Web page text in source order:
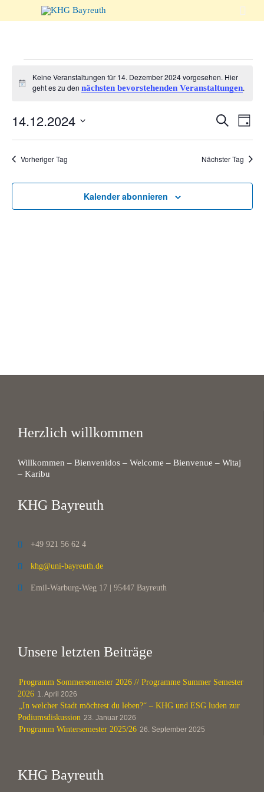

Veranstaltungen
für
14.
Dezember
2024
Hinweis
Keine Veranstaltungen für 14. Dezember 2024 vorgesehen. Hier
geht es zu den nächsten bevorstehenden Veranstaltungen.
Suche
und
Suche
Tag
14.12.2024
Vorheriger Tag Nächster Tag
Kalender abonnieren
Herzlich willkommen
Willkommen – Bienvenidos – Welcome – Bienvenue – Witaj
– Karibu
KHG Bayreuth
 +49 921 56 62 4
 khg@uni-bayreuth.de
 Emil-Warburg-Weg 17 | 95447 Bayreuth
Unsere letzten Beiträge
Programm Sommersemester 2026 // Programme Summer Semester
2026 1. April 2026
„In welcher Stadt möchtest du leben?“ – KHG und ESG luden zur
Podiumsdiskussion 23. Januar 2026
Programm Wintersemester 2025/26 26. September 2025
KHG Bayreuth